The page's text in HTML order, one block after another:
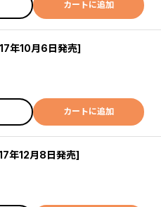
カートに追加
年10月6日発売]
カートに追加
年12月8日発売]